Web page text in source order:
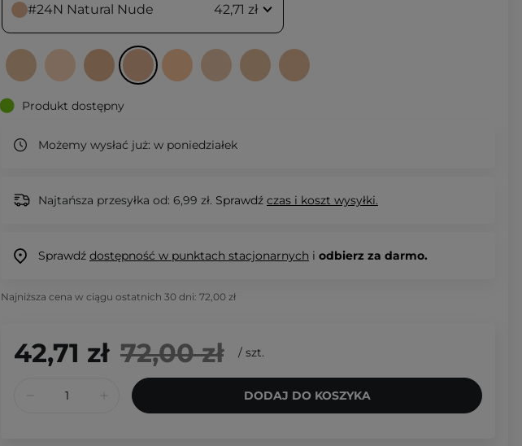
#24N Natural Nude 42,71 zł
Produkt dostępny
Możemy wysłać już: w poniedziałek
Najtańsza przesyłka od: 6,99 zł. Sprawdź czas i koszt wysyłki.
Sprawdź dostępność w punktach stacjonarnych i odbierz za darmo.
Najniższa cena w ciągu ostatnich 30 dni: 72,00 zł
42,71 zł 72,00 zł / szt.
DODAJ DO KOSZYKA